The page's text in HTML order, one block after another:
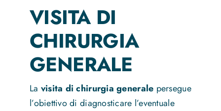
Medici
Contatti
VISITA DI
CHIRURGIA
GENERALE
La visita di chirurgia generale persegue
l’obiettivo di diagnosticare l’eventuale